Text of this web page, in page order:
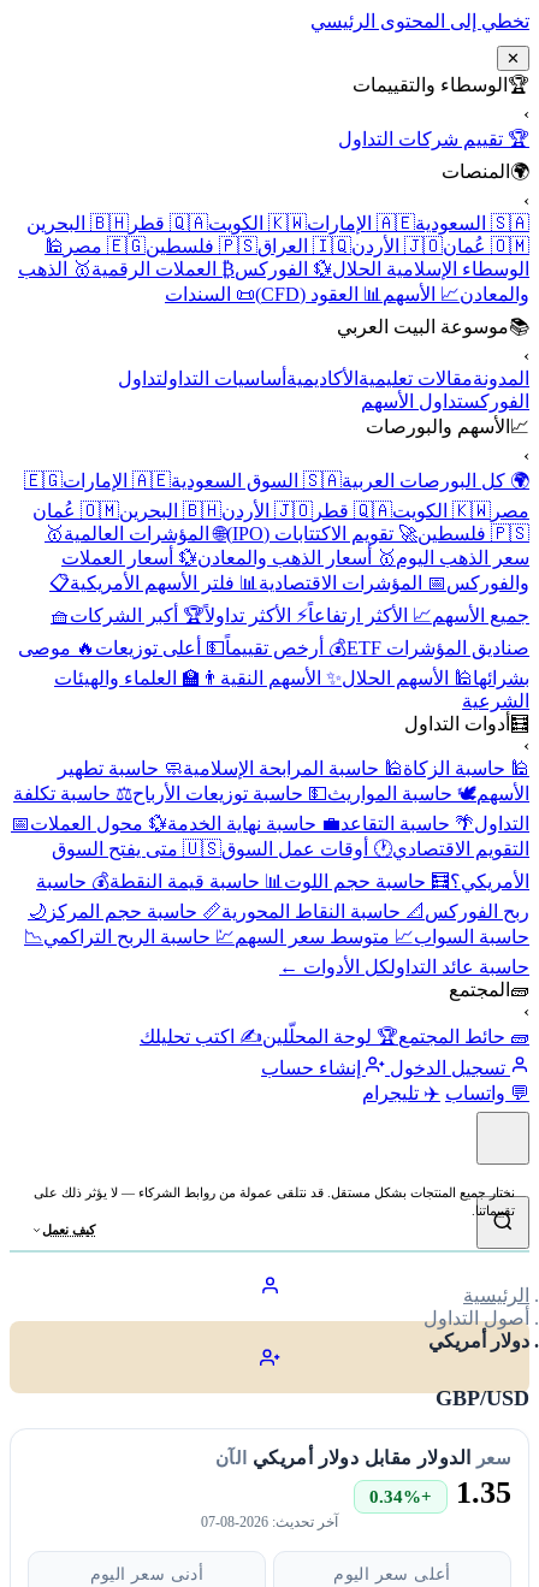
تخطي إلى المحتوى الرئيسي
✕
🏆 الوسطاء والتقييمات
›
🏆 تقييم شركات التداول
🌍 المنصات
›
🇸🇦 السعودية
🇦🇪 الإمارات 🇰🇼 الكويت 🇶🇦 قطر
🇧🇭 البحرين
🇴🇲 عُمان
🇯🇴 الأردن 🇮🇶 العراق 🇵🇸 فلسطين 🇪🇬 مصر
🕌
الوسطاء الإسلامية الحلال💱 الفوركس₿ العملات الرقمية🥇 الذهب
والمعادن📈 الأسهم 📊 العقود (CFD)
📜 السندات
📚موسوعة البيت العربي
›
المدونةمقالات تعليمية الأكاديمية أساسيات التداولتداول
الفوركستداول الأسهم
📈 الأسهم والبورصات
›
🌍 كل البورصات العربية🇸🇦 السوق السعودية 🇦🇪 الإمارات
🇪🇬
مصر 🇰🇼 الكويت 🇶🇦 قطر 🇯🇴 الأردن 🇧🇭 البحرين
🇴🇲 عُمان
🇵🇸 فلسطين
🚀 تقويم الاكتتابات (IPO) 🌐 المؤشرات العالمية🥇
سعر الذهب اليوم🥇 أسعار الذهب والمعادن💱 أسعار العملات
والفوركس📅 المؤشرات الاقتصادية 📊 فلتر الأسهم الأمريكية📋
جميع الأسهم📈 الأكثر ارتفاعاً⚡ الأكثر تداولاً🏆 أكبر الشركات🧺
صناديق المؤشرات ETF
💰 أرخص تقييماً💵 أعلى توزيعات 🔥 موصى
بشرائها🕌 الأسهم الحلال✨ الأسهم النقية 👨‍🏫 العلماء والهيئات
الشرعية
🧮 أدوات التداول
›
🕌 حاسبة الزكاة🕌 حاسبة المرابحة الإسلامية🧼 حاسبة تطهير
الأسهم🕊️ حاسبة المواريث💵 حاسبة توزيعات الأرباح⚖️ حاسبة تكلفة
التداول🌴 حاسبة التقاعد💼 حاسبة نهاية الخدمة💱 محول العملات📅
التقويم الاقتصادي🕐 أوقات عمل السوق
🇺🇸 متى يفتح السوق
الأمريكي؟🧮 حاسبة حجم اللوت 📊 حاسبة قيمة النقطة💰 حاسبة
ربح الفوركس 📐 حاسبة النقاط المحورية📏 حاسبة حجم المركز 🌙
حاسبة السواب📈 متوسط سعر السهم💹 حاسبة الربح التراكمي📉
حاسبة عائد التداولكل الأدوات ←
🧱 المجتمع
›
🧱 حائط المجتمع🏆 لوحة المحلّلين✍️ اكتب تحليلك
تسجيل الدخول
إنشاء حساب
💬 واتساب ✈️ تليجرام
نختار جميع المنتجات بشكل مستقل. قد نتلقى عمولة من روابط الشركاء — لا يؤثر ذلك على
تقييماتنا.
كيف نعمل
الرئيسية
أصول التداول
دولار أمريكي
GBP/USD
سعر الدولار مقابل دولار أمريكي الآن
1.35
+0.34%
آخر تحديث: 2026-08-07
أعلى سعر اليوم أدنى سعر اليوم